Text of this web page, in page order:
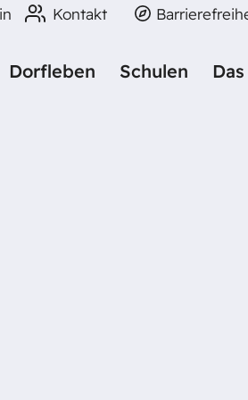
Kontakt
Dorfleben Schulen